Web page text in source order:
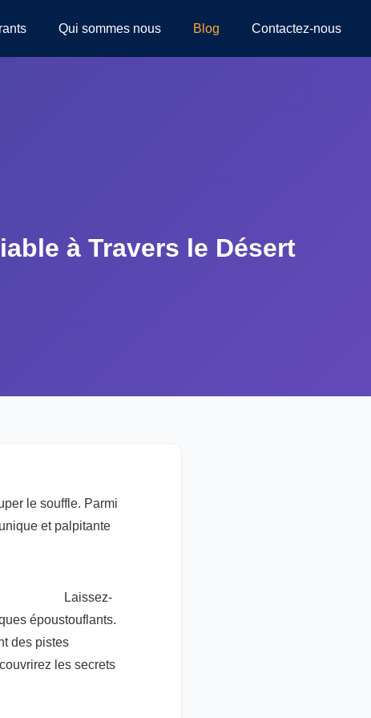
Qui sommes nous Blog Contactez-nous
à Travers le Désert
le souffle. Parmi
et palpitante
Laissez-
époustouflants.
des pistes
les secrets